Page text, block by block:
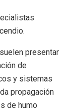
presentar
de
y sistemas
propagación
de humo